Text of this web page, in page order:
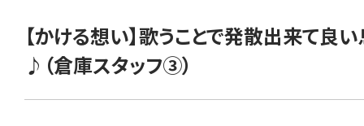
【かける想い】歌うことで発散出来て良
♪（倉庫スタッフ③）